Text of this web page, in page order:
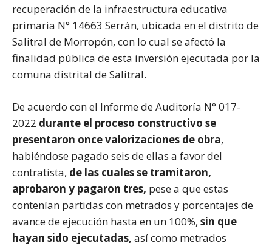
recuperación de la infraestructura educativa
primaria N° 14663 Serrán, ubicada en el distrito de
Salitral de Morropón, con lo cual se afectó la
finalidad pública de esta inversión ejecutada por la
comuna distrital de Salitral.
De acuerdo con el Informe de Auditoría N° 017-
2022 durante el proceso constructivo se
presentaron once valorizaciones de obra,
habiéndose pagado seis de ellas a favor del
contratista, de las cuales se tramitaron,
aprobaron y pagaron tres, pese a que estas
contenían partidas con metrados y porcentajes de
avance de ejecución hasta en un 100%, sin que
hayan sido ejecutadas, así como metrados